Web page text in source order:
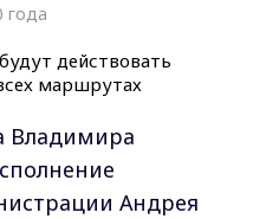
года
Владимира
Андрея